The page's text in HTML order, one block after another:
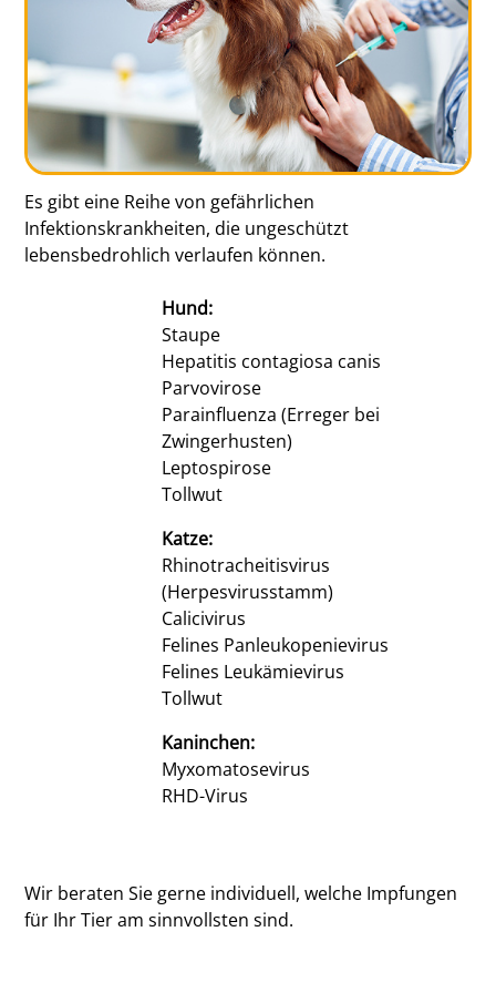
Es gibt eine Reihe von gefährlichen
Infektionskrankheiten, die ungeschützt
lebensbedrohlich verlaufen können.
Hund:
Staupe
Hepatitis contagiosa canis
Parvovirose
Parainfluenza (Erreger bei
Zwingerhusten)
Leptospirose
Tollwut
Katze:
Rhinotracheitisvirus
(Herpesvirusstamm)
Calicivirus
Felines Panleukopenievirus
Felines Leukämievirus
Tollwut
Kaninchen:
Myxomatosevirus
RHD-Virus
Wir beraten Sie gerne individuell, welche Impfungen
für Ihr Tier am sinnvollsten sind.